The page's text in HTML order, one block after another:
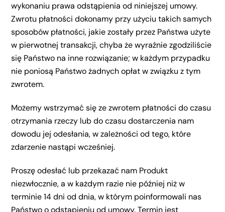
wykonaniu prawa odstąpienia od niniejszej umowy.
Zwrotu płatności dokonamy przy użyciu takich samych
sposobów płatności, jakie zostały przez Państwa użyte
w pierwotnej transakcji, chyba że wyraźnie zgodziliście
się Państwo na inne rozwiązanie; w każdym przypadku
nie poniosą Państwo żadnych opłat w związku z tym
zwrotem.
Możemy wstrzymać się ze zwrotem płatności do czasu
otrzymania rzeczy lub do czasu dostarczenia nam
dowodu jej odesłania, w zależności od tego, które
zdarzenie nastąpi wcześniej.
Proszę odesłać lub przekazać nam Produkt
niezwłocznie, a w każdym razie nie później niż w
terminie 14 dni od dnia, w którym poinformowali nas
Państwo o odstąpieniu od umowy. Termin jest